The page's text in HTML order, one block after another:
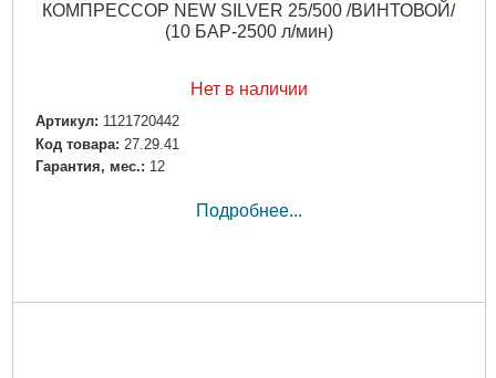
КОМПРЕССОР NEW SILVER 25/500 /ВИНТОВОЙ/
(10 БАР-2500 л/мин)
Нет в наличии
Артикул: 1121720442
Код товара: 27.29.41
Гарантия, мес.: 12
Подробнее...